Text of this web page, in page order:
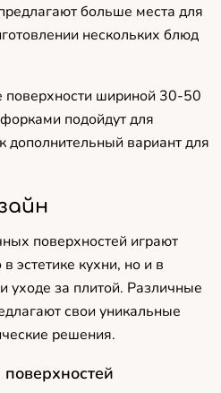
больше места для
нескольких блюд
поверхности шириной 30-50
подойдут для
дополнительный вариант для
поверхностей играют
эстетике кухни, но и в
уходе за плитой. Различные
свои уникальные
решения.